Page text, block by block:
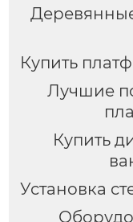
Купить
Лучшие
Купить
Установка